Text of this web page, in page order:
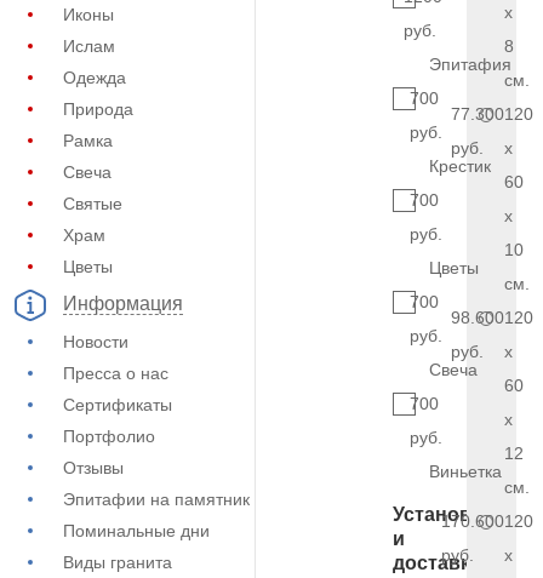
Иконы
Ислам
Одежда
Природа
Рамка
Свеча
Святые
Храм
Цветы
Информация
Новости
Пресса о нас
Сертификаты
Портфолио
Отзывы
Эпитафии на памятник
Поминальные дни
Виды гранита
руб.
Эпитафия
700
руб.
Крестик
700
руб.
Цветы
700
руб.
Свеча
700
руб.
Виньетка
Установка
и
доставка
x
8
см.
77.300
руб.
120
x
60
x
10
см.
98.600
руб.
120
x
60
x
12
см.
170.600
руб.
120
x